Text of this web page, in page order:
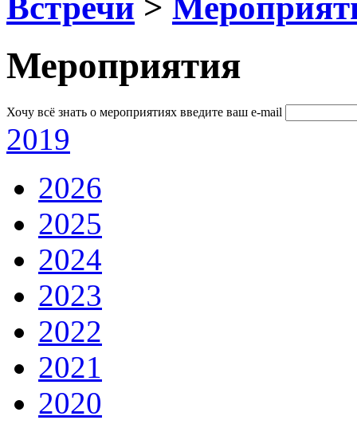
Мероприятия
Хочу всё знать о мероприятиях введите ваш e-mail
2019
2026
2025
2024
2023
2022
2021
2020